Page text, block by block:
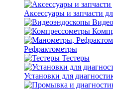
Аксессуары и запчасти
Рефрактометры
Тестеры
Установки для